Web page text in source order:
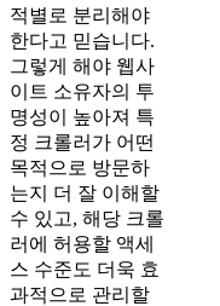
적별로 분리해야
한다고 믿습니다.
그렇게 해야 웹사
이트 소유자의 투
명성이 높아져 특
정 크롤러가 어떤
목적으로 방문하
는지 더 잘 이해할
수 있고, 해당 크롤
러에 허용할 액세
스 수준도 더욱 효
과적으로 관리할